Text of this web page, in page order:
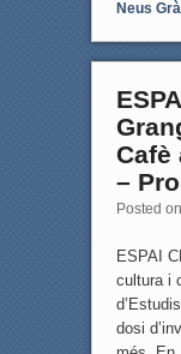
Neus
Cafè
–
Posted on
ESPAI
cultura i
dosi